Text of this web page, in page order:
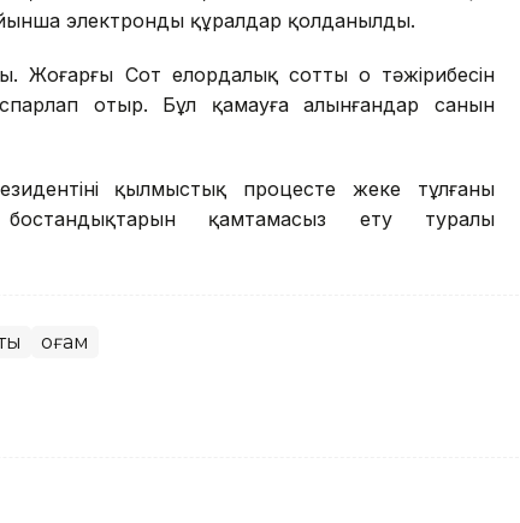
электронды құралдар қолданылды.
Жоғарғы Сот елордалық соттың оң тәжірибесін
отыр. Бұл қамауға алынғандар санын
қылмыстық процесте жеке тұлғаның
қамтамасыз ету туралы
Қоғам